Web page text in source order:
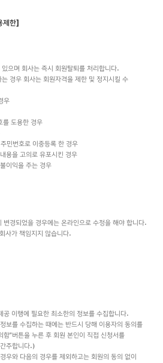
제한]
으며 회사는 즉시 회원탈퇴를 처리합니다.
경우 회사는 회원자격을 제한 및 정지시킬 수
우
도용한 경우
민번호로 이중등록 한 경우
용을 고의로 유포시킨 경우
이익을 주는 경우
경되었을 경우에는 온라인으로 수정을 해야 합니다.
사가 책임지지 않습니다.
이행에 필요한 최소한의 정보를 수집합니다.
보를 수집하는 때에는 반드시 당해 이용자의 동의를
"버튼을 누른 후 회원 본인이 직접 신청서를
주합니다.)
우와 다음의 경우를 제외하고는 회원의 동의 없이